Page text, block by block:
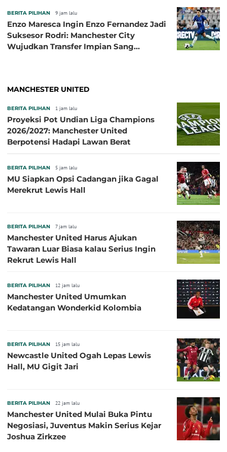
BERITA PILIHAN 9 jam lalu
Enzo Maresca Ingin Enzo Fernandez Jadi
Suksesor Rodri: Manchester City
Wujudkan Transfer Impian Sang
MANCHESTER UNITED
BERITA PILIHAN 1 jam lalu
Proyeksi Pot Undian Liga Champions
2026/2027: Manchester United
Berpotensi Hadapi Lawan Berat
BERITA PILIHAN 5 jam lalu
MU Siapkan Opsi Cadangan jika Gagal
Merekrut Lewis Hall
BERITA PILIHAN 7 jam lalu
Manchester United Harus Ajukan
Tawaran Luar Biasa kalau Serius Ingin
Rekrut Lewis Hall
BERITA PILIHAN 12 jam lalu
Manchester United Umumkan
Kedatangan Wonderkid Kolombia
BERITA PILIHAN 15 jam lalu
Newcastle United Ogah Lepas Lewis
Hall, MU Gigit Jari
BERITA PILIHAN 22 jam lalu
Manchester United Mulai Buka Pintu
Negosiasi, Juventus Makin Serius Kejar
Joshua Zirkzee